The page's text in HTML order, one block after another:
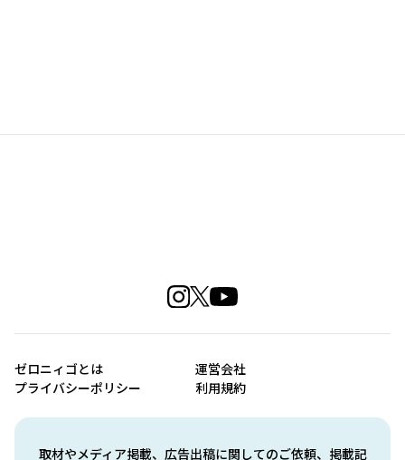
取材やメディア掲載、広告出稿に関してのご依頼、掲載記
ゼロニィゴとは
運営会社
プライバシーポリシー
利用規約